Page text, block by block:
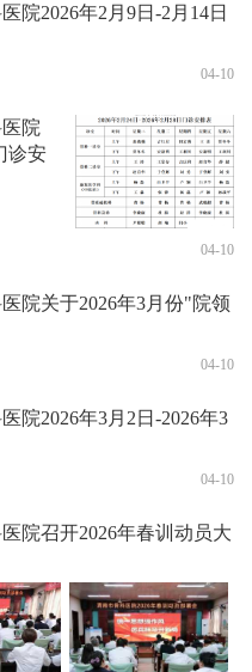
院2026年2月9日-2月14日
04-10
院
诊安
04-10
院关于2026年3月份"院领
04-10
院2026年3月2日-2026年3
04-10
院召开2026年春训动员大